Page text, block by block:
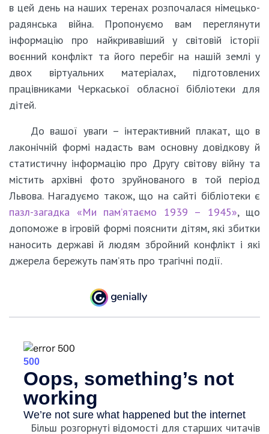
в цей день на наших теренах розпочалася німецько-
радянська війна. Пропонуємо вам переглянути
інформацію про найкривавіший у світовій історії
воєнний конфлікт та його перебіг на нашій землі у
двох віртуальних матеріалах, підготовлених
працівниками Черкаської обласної бібліотеки для
дітей.
До вашої уваги – інтерактивний плакат, що в
лаконічній формі надасть вам основну довідкову й
статистичну інформацію про Другу світову війну та
містить архівні фото зруйнованого в той період
Львова. Нагадуємо також, що на сайті бібліотеки є
пазл-загадка «Ми пам’ятаємо 1939 – 1945», що
допоможе в ігровій формі пояснити дітям, які збитки
наносить державі й людям збройний конфлікт і які
джерела бережуть пам’ять про трагічні події.
Більш розгорнуті відомості для старших читачів